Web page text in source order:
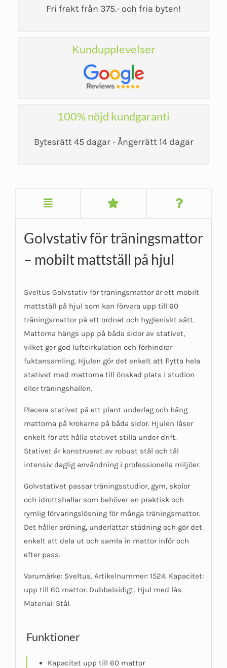
Fri frakt från 375.- och fria byten!
Kundupplevelser
100% nöjd kundgaranti
Bytesrätt 45 dagar - Ångerrätt 14 dagar
Golvstativ för träningsmattor
– mobilt mattställ på hjul
Sveltus Golvstativ för träningsmattor är ett mobilt
mattställ på hjul som kan förvara upp till 60
träningsmattor på ett ordnat och hygieniskt sätt.
Mattorna hängs upp på båda sidor av stativet,
vilket ger god luftcirkulation och förhindrar
fuktansamling. Hjulen gör det enkelt att flytta hela
stativet med mattorna till önskad plats i studion
eller träningshallen.
Placera stativet på ett plant underlag och häng
mattorna på krokarna på båda sidor. Hjulen låser
enkelt för att hålla stativet stilla under drift.
Stativet är konstruerat av robust stål och tål
intensiv daglig användning i professionella miljöer.
Golvstativet passar träningsstudior, gym, skolor
och idrottshallar som behöver en praktisk och
rymlig förvaringslösning för många träningsmattor.
Det håller ordning, underlättar städning och gör det
enkelt att dela ut och samla in mattor inför och
efter pass.
Varumärke: Sveltus. Artikelnummer: 1524. Kapacitet:
upp till 60 mattor. Dubbelsidigt. Hjul med lås.
Material: Stål.
Funktioner
Kapacitet upp till 60 mattor